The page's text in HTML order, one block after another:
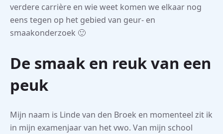
verdere carrière en wie weet komen we elkaar nog
eens tegen op het gebied van geur- en
smaakonderzoek 🙂
De smaak en reuk van een
peuk
Mijn naam is Linde van den Broek en momenteel zit ik
in mijn examenjaar van het vwo. Van mijn school